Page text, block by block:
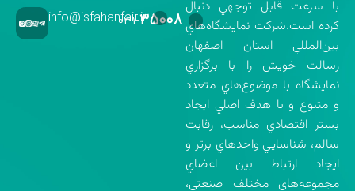
با سرعت قابل توجهي دنبال
كرده است.شركت نمايشگاه‌هاي
بين‌المللي استان اصفهان
رسالت خويش را با برگزاري
نمايشگاه با موضوع‌هاي متعدد
و متنوع و با هدف اصلي ايجاد
بستر اقتصادي مناسب، رقابت
سالم، شناسايي واحدهاي برتر و
ايجاد ارتباط بين اعضاي
مجموعه‌هاي مختلف صنعتي،
۰۳۱-۳۵۰۰۸info@isfahanfair.ir